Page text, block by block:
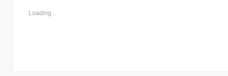
Loading...